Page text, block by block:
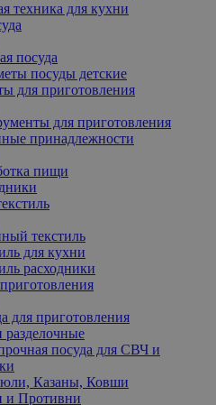
техника для кухни
посуда
посуды детские
для приготовления
для приготовления
принадлежности
пищи
текстиль
для кухни
расходники
для приготовления
разделочные
посуда для СВЧ и
Казаны, Ковши
и Противни